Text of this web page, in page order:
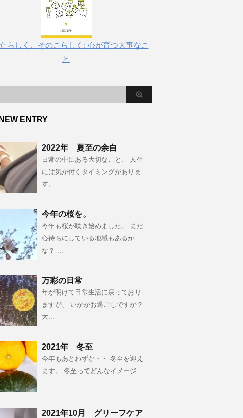
らしく、そのこらしく: 心が育つ大事なこ
と
NEW ENTRY
2022年 夏至の余白
日常の中にある大切なこと、 人生
には気が付くタイミングがありま
す。 ...
今年の桜を。
今年も桜が咲き始めました。 まだ
心待ちにしている地域もあるか
な？ ...
万彩の日常
年が明けて日常生活に戻っており
ますが、 いかがお過ごしですか？
大...
2021年 冬至
今年もあとわずか・・ 冬至を迎え
ます。 冬至ってどんなイメージ...
2021年10月 グリーフケア